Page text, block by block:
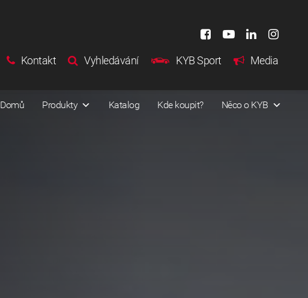
Kontakt Vyhledávání KYB Sport Media
Domů Produkty Katalog Kde koupit? Něco o KYB